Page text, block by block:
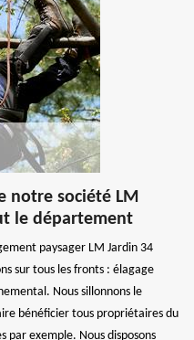
notre société LM
le département
paysager LM Jardin 34
sur tous les fronts : élagage
Nous sillonnons le
bénéficier tous propriétaires du
par exemple. Nous disposons